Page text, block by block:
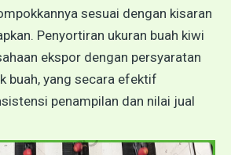
sesuai dengan kisaran
Penyortiran ukuran buah kiwi
ekspor dengan persyaratan
buah, yang secara efektif
penampilan dan nilai jual